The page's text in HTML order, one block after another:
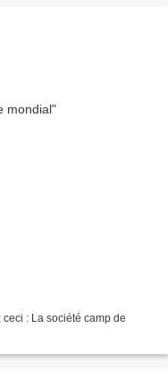
: La société camp de